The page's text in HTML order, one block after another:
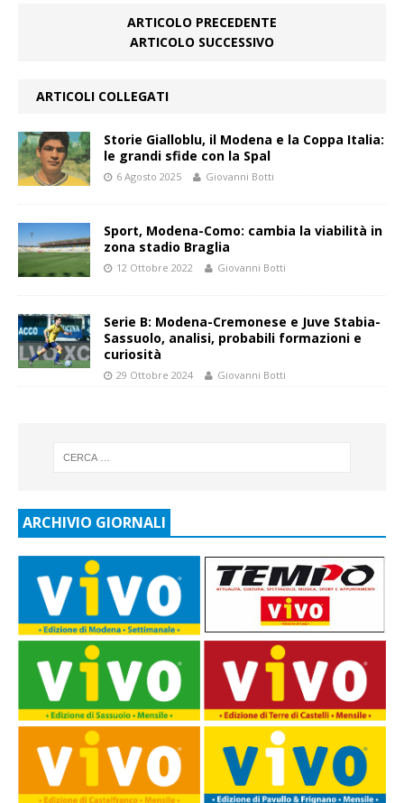
ARTICOLO PRECEDENTE
ARTICOLO SUCCESSIVO
ARTICOLI COLLEGATI
Storie Gialloblu, il Modena e la Coppa Italia:
le grandi sfide con la Spal
6 Agosto 2025 Giovanni Botti
Sport, Modena-Como: cambia la viabilità in
zona stadio Braglia
12 Ottobre 2022 Giovanni Botti
Serie B: Modena-Cremonese e Juve Stabia-
Sassuolo, analisi, probabili formazioni e
curiosità
29 Ottobre 2024 Giovanni Botti
ARCHIVIO GIORNALI